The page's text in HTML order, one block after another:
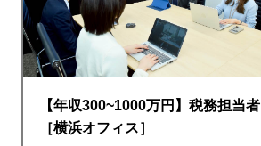
【年収300~1000万円】税務担当者
［横浜オフィス］